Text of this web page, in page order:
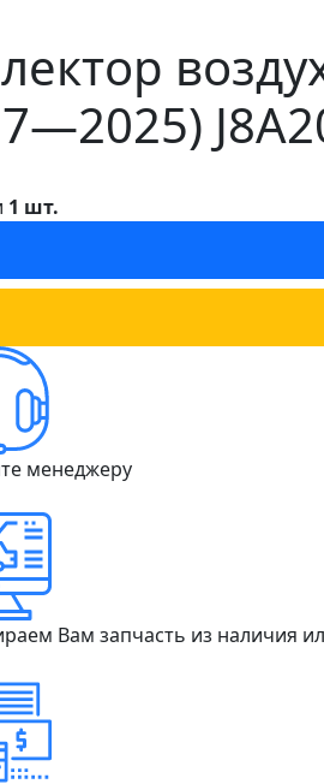
1 шт.
менеджеру
Вам запчасть из наличия